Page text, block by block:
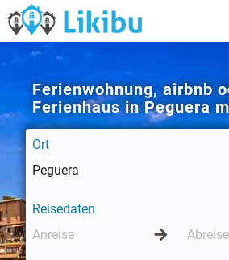
Ferienwohnung, airbnb
Ferienhaus in Peguera
Ort
Reisedaten